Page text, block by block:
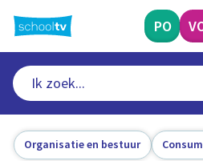
naar
hoofdinhoud
PO
Organisatie en bestuur